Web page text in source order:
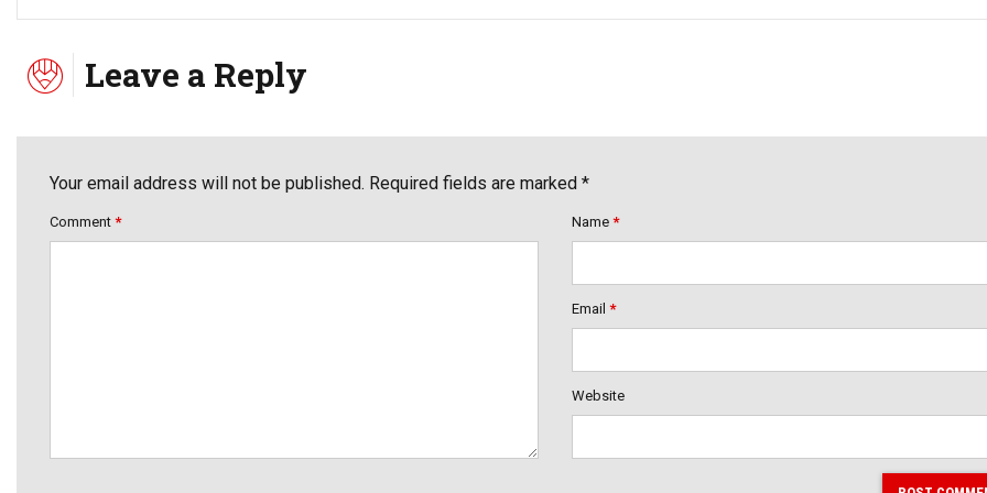
Leave a Reply
Your email address will not be published. Required fields are marked *
Comment * Name *
Email *
Website